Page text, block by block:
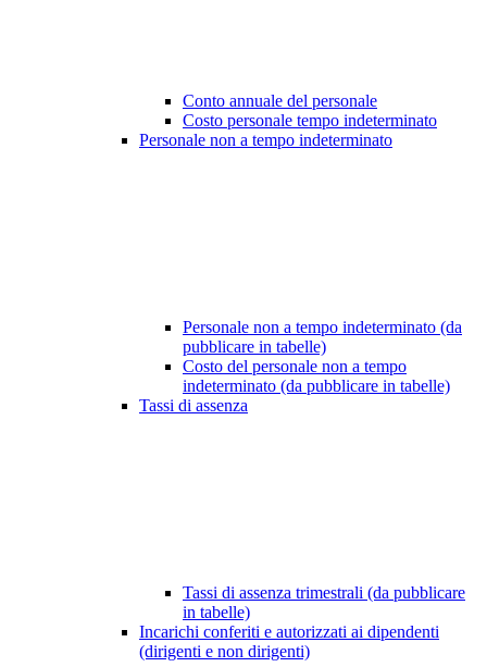
Conto annuale del personale
Costo personale tempo indeterminato
Personale non a tempo indeterminato
Personale non a tempo indeterminato (da
pubblicare in tabelle)
Costo del personale non a tempo
indeterminato (da pubblicare in tabelle)
Tassi di assenza
Tassi di assenza trimestrali (da pubblicare
in tabelle)
Incarichi conferiti e autorizzati ai dipendenti
(dirigenti e non dirigenti)